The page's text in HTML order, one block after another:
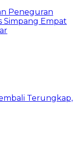
Peneguran
Simpang Empat
Terungkap,